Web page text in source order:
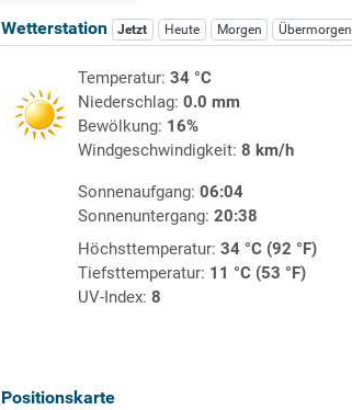
Wetterstation Jetzt Heute Morgen Übermorgen
Temperatur: 34 °C
Niederschlag: 0.0 mm
Bewölkung: 16%
Windgeschwindigkeit: 8 km/h
Sonnenaufgang: 06:04
Sonnenuntergang: 20:38
Höchsttemperatur: 34 °C (92 °F)
Tiefsttemperatur: 11 °C (53 °F)
UV-Index: 8
Positionskarte